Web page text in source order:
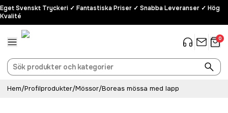
Eget Svenskt Tryckeri ✓ Fantastiska Priser ✓ Snabba Leveranser ✓ Hög
Kvalité
0
Hem/Profilprodukter/Mössor/Boreas mössa med lapp